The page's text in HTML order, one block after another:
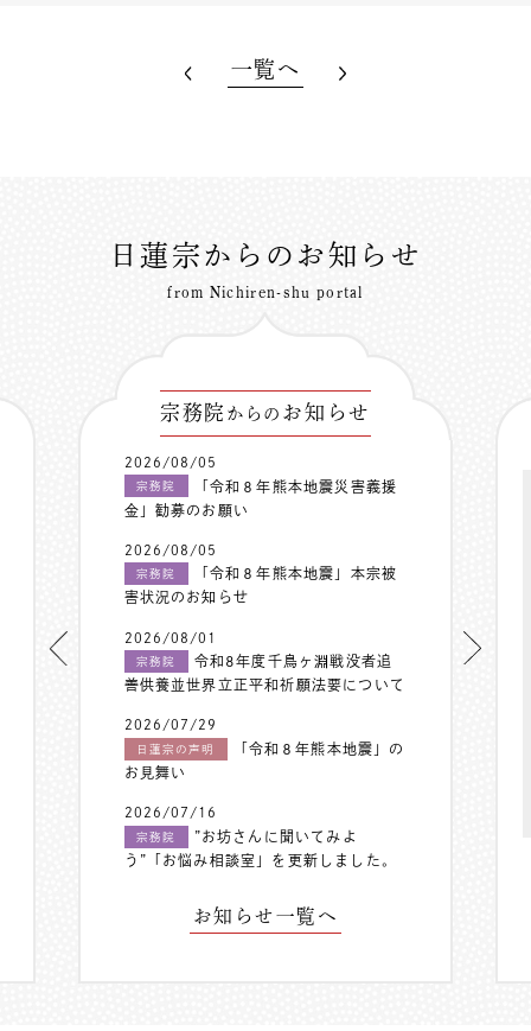
一覧へ
日蓮宗からのお知らせ
from Nichiren-shu portal
宗務院 からの お知らせ
2026/08/05
宗務院
「令和８年熊本地震災害義援
金」勧募のお願い
2026/08/05
宗務院
「令和８年熊本地震」本宗被
害状況のお知らせ
2026/08/01
宗務院
令和8年度千鳥ヶ淵戦没者追
善供養並世界立正平和祈願法要について
2026/07/29
日蓮宗の声明
「令和８年熊本地震」の
お見舞い
2026/07/16
宗務院
”お坊さんに聞いてみよ
う”「お悩み相談室」を更新しました。
お知らせ一覧へ